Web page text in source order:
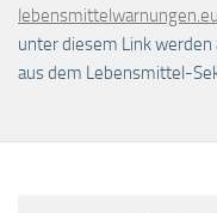
lebensmittelwarnungen.eu
unter diesem Link werden
aus dem Lebensmittel-